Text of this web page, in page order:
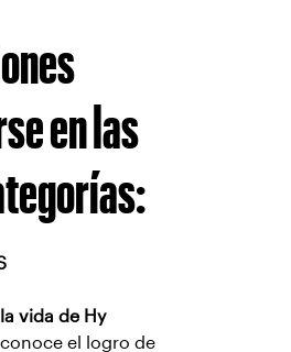
en las
vida de Hy
el logro de